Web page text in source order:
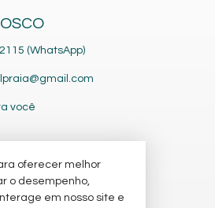
(WhatsApp)
você
newsletter
oferecer melhor
o desempenho,
em nosso site e